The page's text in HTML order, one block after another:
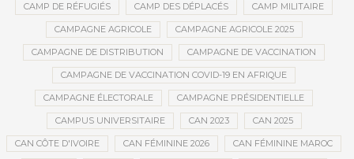
CAMP DE RÉFUGIÉS CAMP DES DÉPLACÉS CAMP MILITAIRE
CAMPAGNE AGRICOLE CAMPAGNE AGRICOLE 2025
CAMPAGNE DE DISTRIBUTION CAMPAGNE DE VACCINATION
CAMPAGNE DE VACCINATION COVID-19 EN AFRIQUE
CAMPAGNE ÉLECTORALE CAMPAGNE PRÉSIDENTIELLE
CAMPUS UNIVERSITAIRE CAN 2023 CAN 2025
CAN CÔTE D'IVOIRE CAN FÉMININE 2026 CAN FÉMININE MAROC